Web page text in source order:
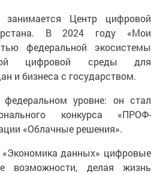
занимается Центр цифровой
В 2024 году «Мои
федеральной экосистемы
цифровой среды для
и бизнеса с государством.
уровне: он стал
конкурса «ПРОФ-
«Облачные решения».
«Экономика данных» цифровые
возможности, делая жизнь